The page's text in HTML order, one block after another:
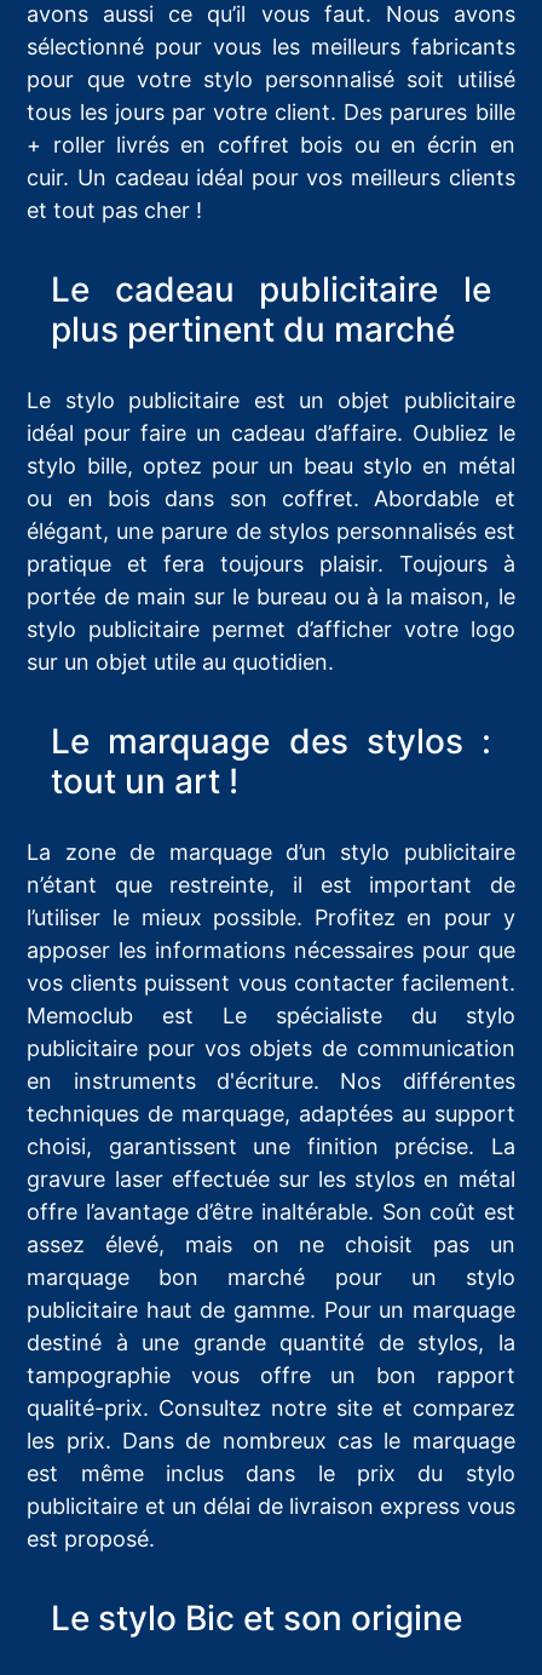
avons aussi ce qu’il vous faut. Nous avons
sélectionné pour vous les meilleurs fabricants
pour que votre stylo personnalisé soit utilisé
tous les jours par votre client. Des parures bille
+ roller livrés en coffret bois ou en écrin en
cuir. Un cadeau idéal pour vos meilleurs clients
et tout pas cher !
Le cadeau publicitaire le
plus pertinent du marché
Le stylo publicitaire est un objet publicitaire
idéal pour faire un cadeau d’affaire. Oubliez le
stylo bille, optez pour un beau stylo en métal
ou en bois dans son coffret. Abordable et
élégant, une parure de stylos personnalisés est
pratique et fera toujours plaisir. Toujours à
portée de main sur le bureau ou à la maison, le
stylo publicitaire permet d’afficher votre logo
sur un objet utile au quotidien.
Le marquage des stylos :
tout un art !
La zone de marquage d’un stylo publicitaire
n’étant que restreinte, il est important de
l’utiliser le mieux possible. Profitez en pour y
apposer les informations nécessaires pour que
vos clients puissent vous contacter facilement.
Memoclub est Le spécialiste du stylo
publicitaire pour vos objets de communication
en instruments d'écriture. Nos différentes
techniques de marquage, adaptées au support
choisi, garantissent une finition précise. La
gravure laser effectuée sur les stylos en métal
offre l’avantage d’être inaltérable. Son coût est
assez élevé, mais on ne choisit pas un
marquage bon marché pour un stylo
publicitaire haut de gamme. Pour un marquage
destiné à une grande quantité de stylos, la
tampographie vous offre un bon rapport
qualité-prix. Consultez notre site et comparez
les prix. Dans de nombreux cas le marquage
est même inclus dans le prix du stylo
publicitaire et un délai de livraison express vous
est proposé.
Le stylo Bic et son origine